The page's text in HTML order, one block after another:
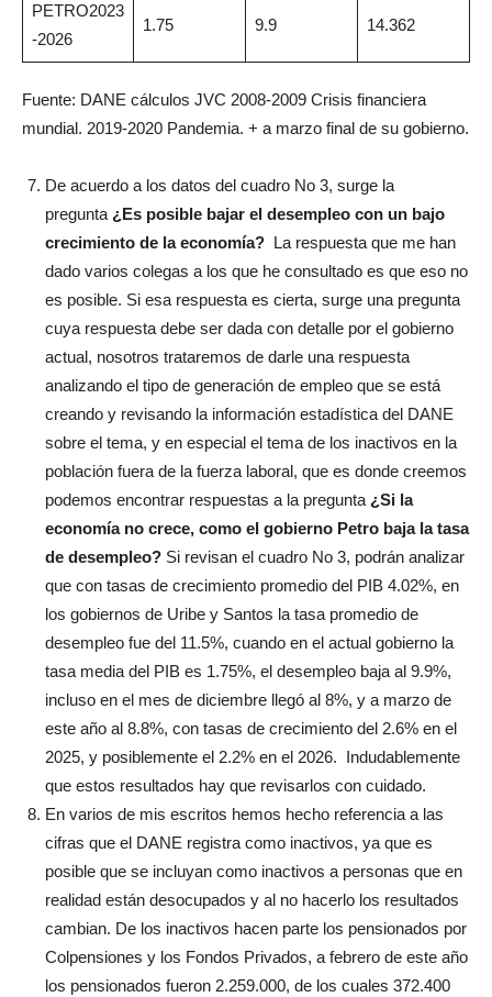
PETRO2023
-2026
1.75 9.9 14.362
Fuente: DANE cálculos JVC 2008-2009 Crisis financiera
mundial. 2019-2020 Pandemia. + a marzo final de su gobierno.
De acuerdo a los datos del cuadro No 3, surge la
pregunta ¿Es posible bajar el desempleo con un bajo
crecimiento de la economía? La respuesta que me han
dado varios colegas a los que he consultado es que eso no
es posible. Si esa respuesta es cierta, surge una pregunta
cuya respuesta debe ser dada con detalle por el gobierno
actual, nosotros trataremos de darle una respuesta
analizando el tipo de generación de empleo que se está
creando y revisando la información estadística del DANE
sobre el tema, y en especial el tema de los inactivos en la
población fuera de la fuerza laboral, que es donde creemos
podemos encontrar respuestas a la pregunta ¿Si la
economía no crece, como el gobierno Petro baja la tasa
de desempleo? Si revisan el cuadro No 3, podrán analizar
que con tasas de crecimiento promedio del PIB 4.02%, en
los gobiernos de Uribe y Santos la tasa promedio de
desempleo fue del 11.5%, cuando en el actual gobierno la
tasa media del PIB es 1.75%, el desempleo baja al 9.9%,
incluso en el mes de diciembre llegó al 8%, y a marzo de
este año al 8.8%, con tasas de crecimiento del 2.6% en el
2025, y posiblemente el 2.2% en el 2026. Indudablemente
que estos resultados hay que revisarlos con cuidado.
En varios de mis escritos hemos hecho referencia a las
cifras que el DANE registra como inactivos, ya que es
posible que se incluyan como inactivos a personas que en
realidad están desocupados y al no hacerlo los resultados
cambian. De los inactivos hacen parte los pensionados por
Colpensiones y los Fondos Privados, a febrero de este año
los pensionados fueron 2.259.000, de los cuales 372.400